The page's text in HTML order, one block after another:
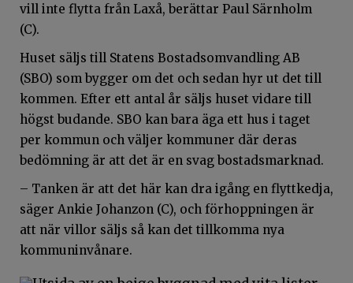
vill inte flytta från Laxå, berättar Paul Särnholm
(C).
Huset säljs till Statens Bostadsomvandling AB
(SBO) som bygger om det och sedan hyr ut det till
kommen. Efter ett antal år säljs huset vidare till
högst budande. SBO kan bara äga ett hus i taget
per kommun och väljer kommuner där deras
bedömning är att det är en svag bostadsmarknad.
– Tanken är att det här kan dra igång en flyttkedja,
säger Ankie Johanzon (C), och förhoppningen är
att när villor säljs så kan det tillkomma nya
kommuninvånare.